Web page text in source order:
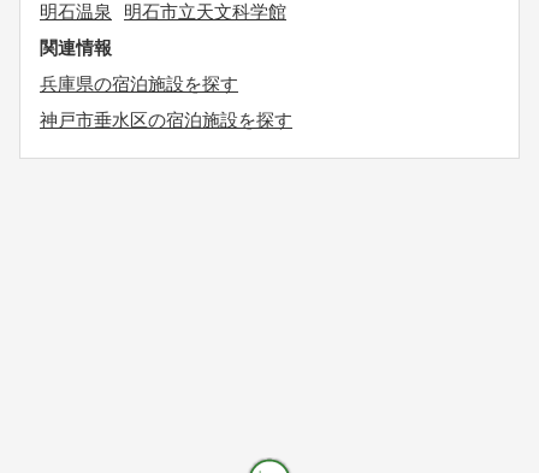
明石温泉
明石市立天文科学館
関連情報
兵庫県の宿泊施設を探す
神戸市垂水区の宿泊施設を探す